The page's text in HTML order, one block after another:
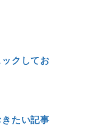
クしてお
たい記事